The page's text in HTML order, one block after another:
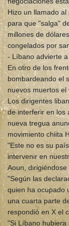
Hizo un llamado
para que "salga"
millones de
congelados por
- Líbano advierte
En otro de los
bombardeando el
nuevos muertos
Los dirigentes
de interferir en los
nueva tregua
movimiento chiita
"Este no es su
intervenir en
Aoun,
"Según las
quien ha ocupado
una cuarta parte
respondió en X el
"Si Líbano